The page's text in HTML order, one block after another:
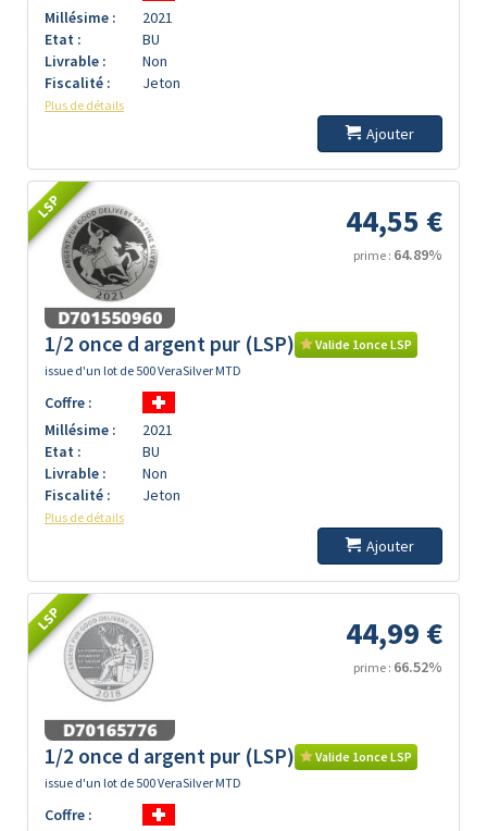
Millésime :
2021
Etat :
BU
Livrable :
Non
Fiscalité :
Jeton
Plus de détails
Ajouter
LSP 44,55 €
prime : 64.89%
1/2 once d argent pur (LSP)
Valide 1once LSP
issue d'un lot de 500 VeraSilver MTD
Coffre :
Millésime :
2021
Etat :
BU
Livrable :
Non
Fiscalité :
Jeton
Plus de détails
Ajouter
LSP 44,99 €
prime : 66.52%
1/2 once d argent pur (LSP)
Valide 1once LSP
issue d'un lot de 500 VeraSilver MTD
Coffre :